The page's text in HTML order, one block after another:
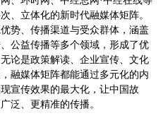
、立体化的新时代融媒体矩阵。
势、传播渠道与受众群体，涵盖
公益传播等多个领域，形成了优
论是政策解读、企业宣传、文化
融媒体矩阵都能通过多元化的内
宣传效果的最大化，让中国故
泛、更精准的传播。